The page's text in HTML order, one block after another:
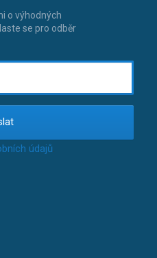
o výhodných
se pro odběr
údajů.